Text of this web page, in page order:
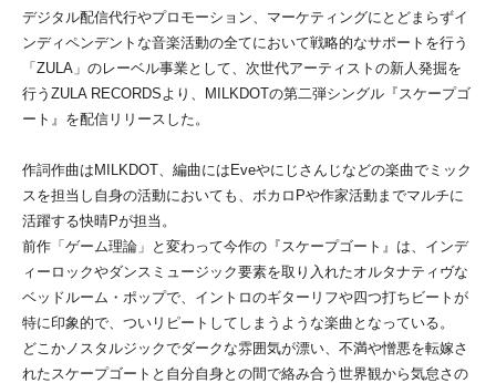
デジタル配信代行やプロモーション、マーケティングにとどまらずイ
ンディペンデントな音楽活動の全てにおいて戦略的なサポートを行う
「ZULA」のレーベル事業として、次世代アーティストの新人発掘を
行うZULA RECORDSより、MILKDOTの第二弾シングル『スケープゴ
ート』を配信リリースした。
作詞作曲はMILKDOT、編曲にはEveやにじさんじなどの楽曲でミック
スを担当し自身の活動においても、ボカロPや作家活動までマルチに
活躍する快晴Pが担当。
前作「ゲーム理論」と変わって今作の『スケープゴート』は、インデ
ィーロックやダンスミュージック要素を取り入れたオルタナティヴな
ベッドルーム・ポップで、イントロのギターリフや四つ打ちビートが
特に印象的で、ついリピートしてしまうような楽曲となっている。
どこかノスタルジックでダークな雰囲気が漂い、不満や憎悪を転嫁さ
れたスケープゴートと自分自身との間で絡み合う世界観から気怠さの